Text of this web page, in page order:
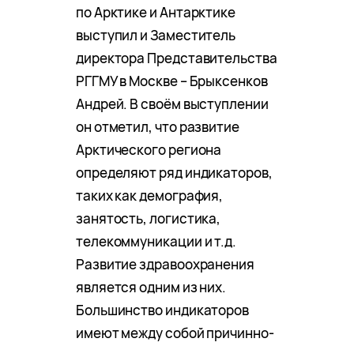
по Арктике и Антарктике
выступил и Заместитель
директора Представительства
РГГМУ в Москве – Брыксенков
Андрей. В своём выступлении
он отметил, что развитие
Арктического региона
определяют ряд индикаторов,
таких как демография,
занятость, логистика,
телекоммуникации и т.д.
Развитие здравоохранения
является одним из них.
Большинство индикаторов
имеют между собой причинно-